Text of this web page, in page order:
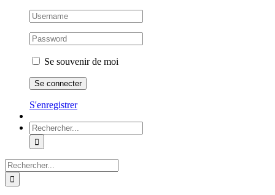
Se souvenir de moi
S'enregistrer
Rechercher:
Rechercher: